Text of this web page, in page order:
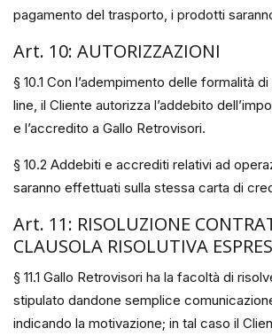
pagamento del trasporto, i prodotti
Art. 10: AUTORIZZAZIONI
§ 10.1 Con l’adempimento delle formalità
line, il Cliente autorizza l’addebito
e l’accredito a Gallo Retrovisori.
§ 10.2 Addebiti e accrediti relativi ad
saranno effettuati sulla stessa carta di
Art. 11: RISOLUZIONE
CLAUSOLA RISOLUTIVA
§ 11.1 Gallo Retrovisori ha la facoltà di
stipulato dandone semplice
indicando la motivazione; in tal caso il